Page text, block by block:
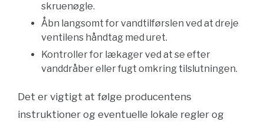
skruenøgle.
Åbn langsomt for vandtilførslen ved at dreje
ventilens håndtag med uret.
Kontroller for lækager ved at se efter
vanddråber eller fugt omkring tilslutningen.
Det er vigtigt at følge producentens
instruktioner og eventuelle lokale regler og